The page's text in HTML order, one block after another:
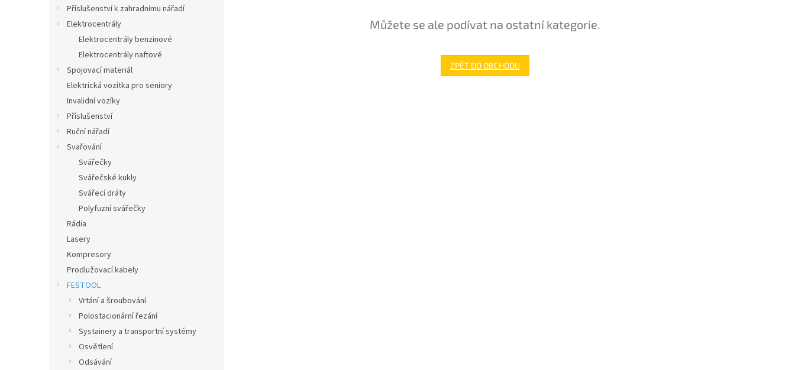
Příslušenství k zahradnímu nářadí
Elektrocentrály
Elektrocentrály benzinové
Elektrocentrály naftové
Spojovací materiál
Elektrická vozítka pro seniory
Invalidní vozíky
Příslušenství
Ruční nářadí
Svařování
Svářečky
Svářečské kukly
Svářecí dráty
Polyfuzní svářečky
Rádia
Lasery
Kompresory
Prodlužovací kabely
FESTOOL
Vrtání a šroubování
Polostacionární řezání
Systainery a transportní systémy
Osvětlení
Odsávání
Můžete se ale podívat na ostatní kategorie.
ZPĚT DO OBCHODU